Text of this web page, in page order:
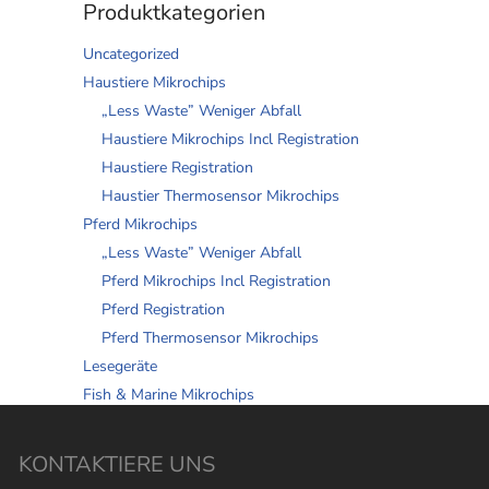
Produktkategorien
Uncategorized
Haustiere Mikrochips
„Less Waste” Weniger Abfall
Haustiere Mikrochips Incl Registration
Haustiere Registration
Haustier Thermosensor Mikrochips
Pferd Mikrochips
„Less Waste” Weniger Abfall
Pferd Mikrochips Incl Registration
Pferd Registration
Pferd Thermosensor Mikrochips
Lesegeräte
Fish & Marine Mikrochips
KONTAKTIERE UNS